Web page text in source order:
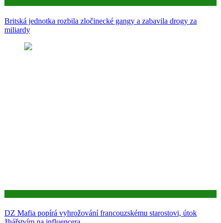
Britská jednotka rozbila zločinecké gangy a zabavila drogy za
miliardy
DZ Mafia popírá vyhrožování francouzskému starostovi, útok